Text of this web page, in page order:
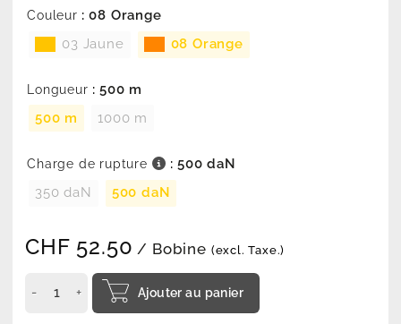
Couleur : 08 Orange
03 Jaune
08 Orange
Longueur : 500 m
500 m
1000 m
Charge de rupture
: 500 daN
350 daN
500 daN
CHF 52.50 / Bobine (excl. Taxe.)
Ajouter au panier